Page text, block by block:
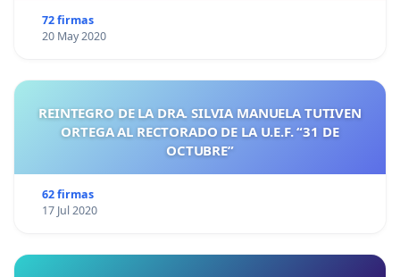
72 firmas
20 May 2020
REINTEGRO DE LA DRA. SILVIA MANUELA TUTIVEN
ORTEGA AL RECTORADO DE LA U.E.F. “31 DE
OCTUBRE”
62 firmas
17 Jul 2020